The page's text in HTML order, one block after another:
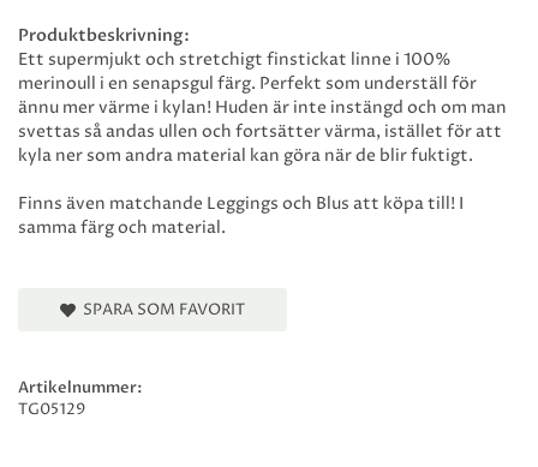
Produktbeskrivning:
Ett supermjukt och stretchigt finstickat linne i 100%
merinoull i en senapsgul färg. Perfekt som underställ för
ännu mer värme i kylan! Huden är inte instängd och om man
svettas så andas ullen och fortsätter värma, istället för att
kyla ner som andra material kan göra när de blir fuktigt.
Finns även matchande Leggings och Blus att köpa till! I
samma färg och material.
SPARA SOM FAVORIT
Artikelnummer:
TG05129